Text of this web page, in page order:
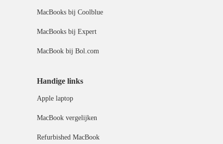
MacBooks bij Coolblue
MacBooks bij Expert
MacBook bij Bol.com
Handige links
Apple laptop
MacBook vergelijken
Refurbished MacBook